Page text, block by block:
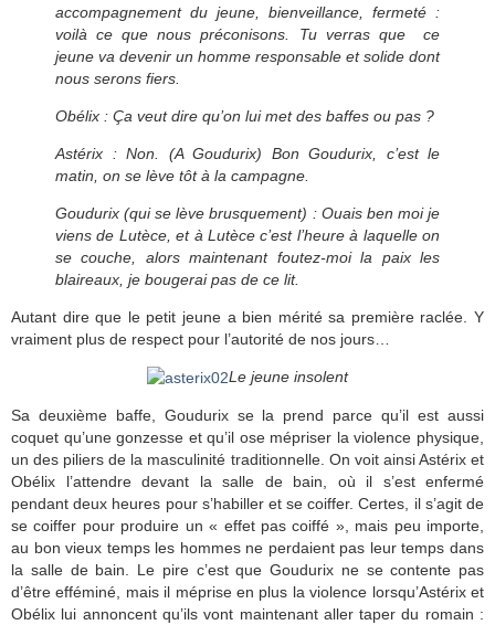
accompagnement du jeune, bienveillance, fermeté :
voilà ce que nous préconisons. Tu verras que ce
jeune va devenir un homme responsable et solide dont
nous serons fiers.
Obélix : Ça veut dire qu’on lui met des baffes ou pas ?
Astérix : Non. (A Goudurix) Bon Goudurix, c’est le
matin, on se lève tôt à la campagne.
Goudurix (qui se lève brusquement) : Ouais ben moi je
viens de Lutèce, et à Lutèce c’est l’heure à laquelle on
se couche, alors maintenant foutez-moi la paix les
blaireaux, je bougerai pas de ce lit.
Autant dire que le petit jeune a bien mérité sa première raclée. Y
vraiment plus de respect pour l’autorité de nos jours…
Le jeune insolent
Sa deuxième baffe, Goudurix se la prend parce qu’il est aussi
coquet qu’une gonzesse et qu’il ose mépriser la violence physique,
un des piliers de la masculinité traditionnelle. On voit ainsi Astérix et
Obélix l’attendre devant la salle de bain, où il s’est enfermé
pendant deux heures pour s’habiller et se coiffer. Certes, il s’agit de
se coiffer pour produire un « effet pas coiffé », mais peu importe,
au bon vieux temps les hommes ne perdaient pas leur temps dans
la salle de bain. Le pire c’est que Goudurix ne se contente pas
d’être efféminé, mais il méprise en plus la violence lorsqu’Astérix et
Obélix lui annoncent qu’ils vont maintenant aller taper du romain :